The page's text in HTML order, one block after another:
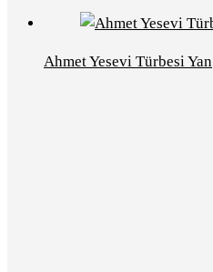
Ahmet Yesevi Türbesi Yan